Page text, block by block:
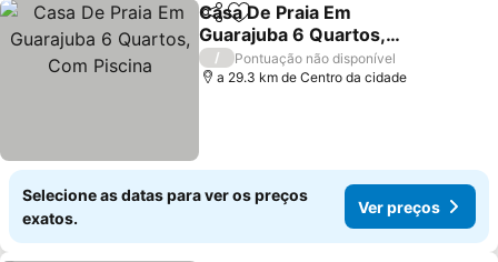
PartilharAdicionar aos favoritos
Casa De Praia Em
Guarajuba 6 Quartos,
Com Piscina
Ver preços
/
Pontuação não disponível
a 29.3 km de Centro da cidade
Selecione as datas para ver os preços
exatos.
Ver preços